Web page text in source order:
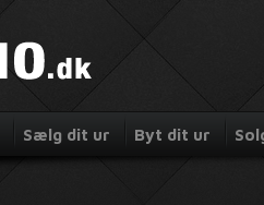
Sælg dit ur Byt dit ur